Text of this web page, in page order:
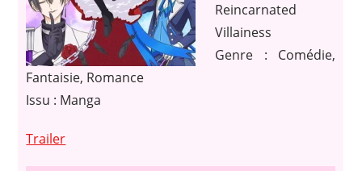
Reincarnated
Villainess
Genre : Comédie,
Fantaisie, Romance
Issu : Manga
Trailer